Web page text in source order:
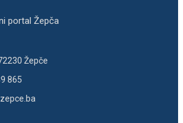
portal Žepča
Žepče
865